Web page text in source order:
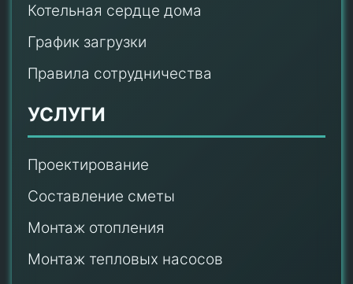
Котельная сердце дома
График загрузки
Правила сотрудничества
УСЛУГИ
Проектирование
Составление сметы
Монтаж отопления
Монтаж тепловых насосов